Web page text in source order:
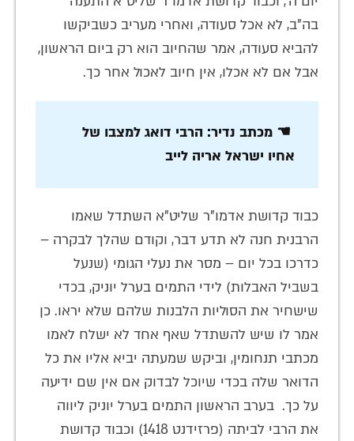
בה"ב, לא אכל סעודה, ואחרי מעריב כשביקשו
להביא סעודה, אמר שהחיוב הוא רק ביום הראשון,
אבל אם לא אכלו, אין חיוב לאכול אחר כך.
☚ מכתב נדיר: הרבי דואג למצבו של
אחיו ישראל אריה לייב
כבוד קדושת אדמו"ר שליט"א השתדל שאמו
הרבנית חנה לא תדע דבר, וקודם שהלך לבקרה –
כדרכו בכל יום – מסר את נעלי הגומי (שנעל
בשביל האבלות) לידי התמים בערל יוניק, בכדי
שישחיר את הסוליות הלבנות שלהם שלא יראו. כן
אמר לו שיש להשתדל שאף אחד לא ישלח לאמו
מכתבי תנחומין, וביקש שמעתה יביא אליו את כל
הדואר שלה בכדי שיוכל לבדוק אם אין שם ידיעה
על כך. בערב הראשון התמים בערל יוניק ליווה
את הרבי לביתה (פרזידנט 1418) וכבוד קדושת